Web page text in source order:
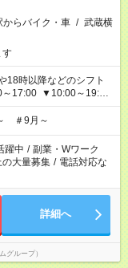
からバイク・車 / 武蔵横
す
18時以降などのシフト
＃9月～
躍中 / 副業・Wワーク
の大量募集 / 電話対応な
詳細へ
グループ）